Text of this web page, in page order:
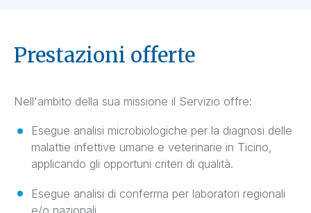
Prestazioni offerte
Nell'ambito della sua missione il Servizio offre:
Esegue analisi microbiologiche per la diagnosi delle
malattie infettive umane e veterinarie in Ticino,
applicando gli opportuni criteri di qualità.
Esegue analisi di conferma per laboratori regionali
e/o nazionali.